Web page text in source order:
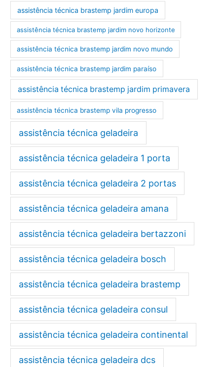
assistência técnica brastemp jardim europa
assistência técnica brastemp jardim novo horizonte
assistência técnica brastemp jardim novo mundo
assistência técnica brastemp jardim paraíso
assistência técnica brastemp jardim primavera
assistência técnica brastemp vila progresso
assistência técnica geladeira
assistência técnica geladeira 1 porta
assistência técnica geladeira 2 portas
assistência técnica geladeira amana
assistência técnica geladeira bertazzoni
assistência técnica geladeira bosch
assistência técnica geladeira brastemp
assistência técnica geladeira consul
assistência técnica geladeira continental
assistência técnica geladeira dcs